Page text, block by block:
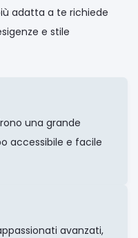
adatta a te richiede
e stile
una grande
accessibile e facile
avanzati,